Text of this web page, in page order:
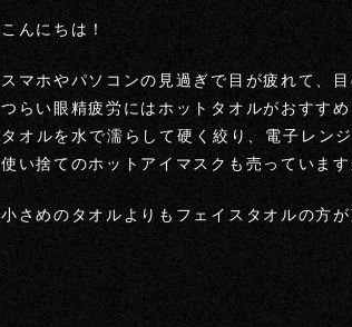
こんにちは！
スマホやパソコンの見過ぎで目が疲れて、
つらい眼精疲労にはホットタオルがおすすめ
タオルを水で濡らして硬く絞り、電子レン
使い捨てのホットアイマスクも売っていま
小さめのタオルよりもフェイスタオルの方